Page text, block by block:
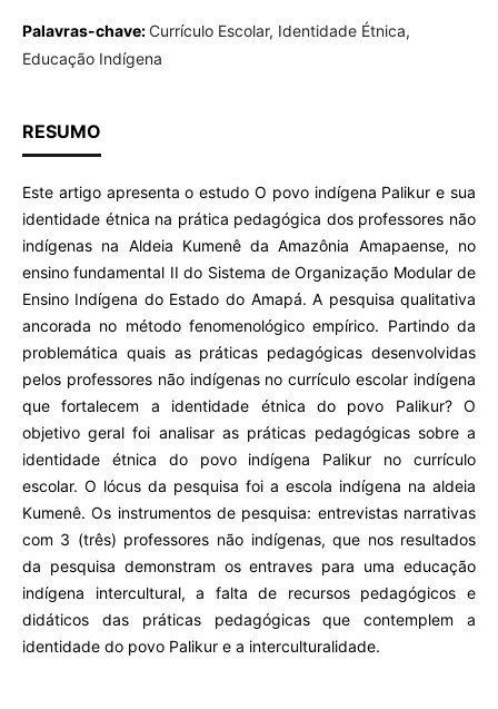
Palavras-chave:Currículo Escolar, Identidade Étnica,
Educação Indígena
RESUMO
Este artigo apresenta o estudo O povo indígena Palikur e sua
identidade étnica na prática pedagógica dos professores não
indígenas na Aldeia Kumenê da Amazônia Amapaense, no
ensino fundamental II do Sistema de Organização Modular de
Ensino Indígena do Estado do Amapá. A pesquisa qualitativa
ancorada no método fenomenológico empírico. Partindo da
problemática quais as práticas pedagógicas desenvolvidas
pelos professores não indígenas no currículo escolar indígena
que fortalecem a identidade étnica do povo Palikur? O
objetivo geral foi analisar as práticas pedagógicas sobre a
identidade étnica do povo indígena Palikur no currículo
escolar. O lócus da pesquisa foi a escola indígena na aldeia
Kumenê. Os instrumentos de pesquisa: entrevistas narrativas
com 3 (três) professores não indígenas, que nos resultados
da pesquisa demonstram os entraves para uma educação
indígena intercultural, a falta de recursos pedagógicos e
didáticos das práticas pedagógicas que contemplem a
identidade do povo Palikur e a interculturalidade.